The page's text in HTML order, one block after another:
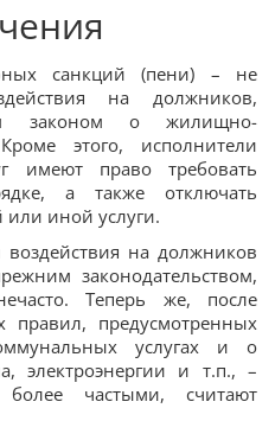
санкций (пени) – не
на должников,
законом о жилищно-
этого, исполнители
имеют право требовать
а также отключать
или иной услуги.
на должников
законодательством,
Теперь же, после
правил, предусмотренных
услугах и о
электроэнергии и т.п., –
частыми, считают